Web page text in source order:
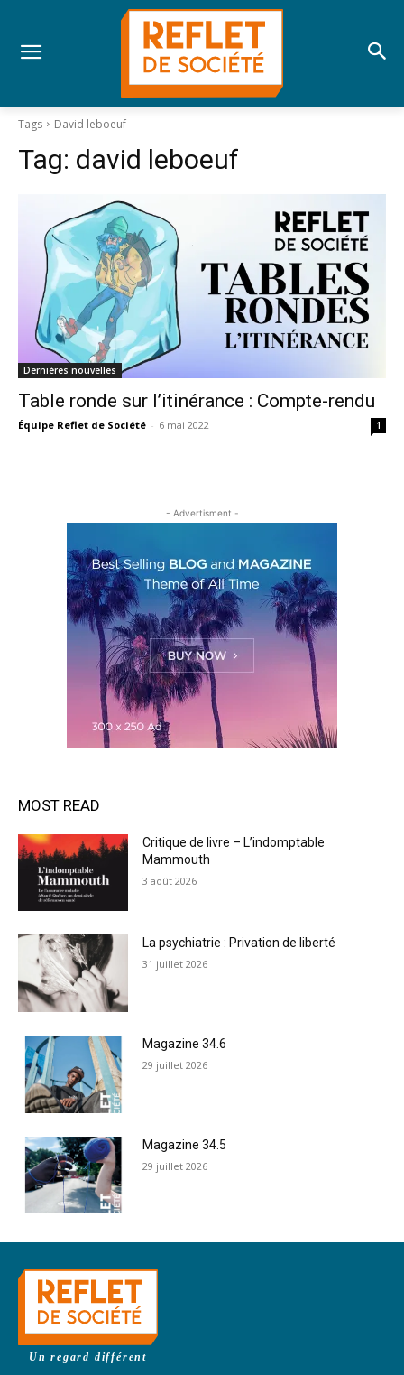
Tags David leboeuf
Tag: david leboeuf
Dernières nouvelles
Table ronde sur l’itinérance : Compte-rendu
Équipe Reflet de Société - 6 mai 2022 1
- Advertisment -
MOST READ
Critique de livre – L’indomptable
Mammouth
3 août 2026
La psychiatrie : Privation de liberté
31 juillet 2026
Magazine 34.6
29 juillet 2026
Magazine 34.5
29 juillet 2026
Un regard différent